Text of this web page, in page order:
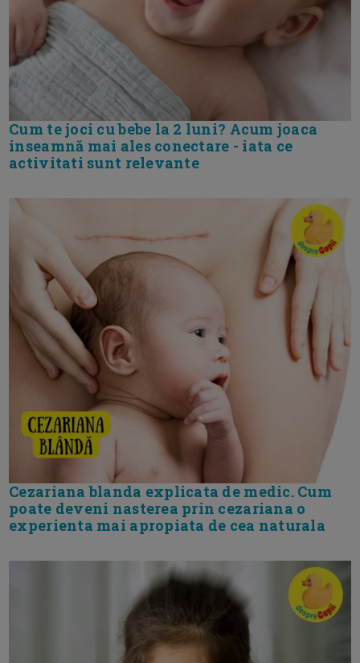
Cum te joci cu bebe la 2 luni? Acum joaca
inseamnă mai ales conectare - iata ce
activitati sunt relevante
Cezariana blanda explicata de medic. Cum
poate deveni nasterea prin cezariana o
experienta mai apropiata de cea naturala